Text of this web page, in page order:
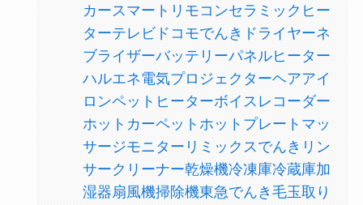
カースマートリモコンセラミックヒー
ターテレビドコモでんきドライヤーネ
ブライザーバッテリーパネルヒーター
ハルエネ電気プロジェクターヘアアイ
ロンペットヒーターボイスレコーダー
ホットカーペットホットプレートマッ
サージモニターリミックスでんきリン
サークリーナー乾燥機冷凍庫冷蔵庫加
湿器扇風機掃除機東急でんき毛玉取り